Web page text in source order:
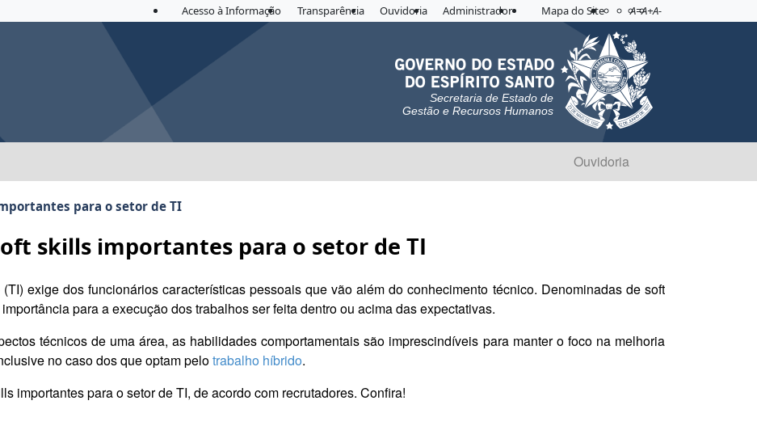
Acesso à Informação Transparência Ouvidoria Administrador Mapa do Site Acessibilidade
Aplicar contraste
A=A+A-
Secretaria de Estado de
Gestão e Recursos Humanos
Ouvidoria
para o setor de TI
skills importantes para o setor de TI
exige dos funcionários características pessoais que vão além do conhecimento técnico. Denominadas de soft
para a execução dos trabalhos ser feita dentro ou acima das expectativas.
técnicos de uma área, as habilidades comportamentais são imprescindíveis para manter o foco na melhoria
no caso dos que optam pelotrabalho híbrido.
importantes para o setor de TI, de acordo com recrutadores. Confira!